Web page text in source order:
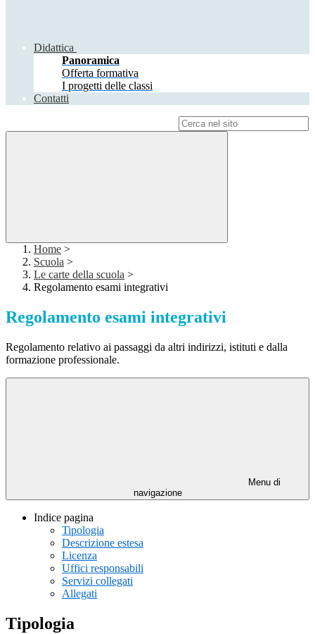
Didattica
Panoramica
Offerta formativa
I progetti delle classi
Contatti
Home >
Scuola >
Le carte della scuola >
Regolamento esami integrativi
Regolamento esami integrativi
Regolamento relativo ai passaggi da altri indirizzi, istituti e dalla
formazione professionale.
Menu di
navigazione
Indice pagina
Tipologia
Descrizione estesa
Licenza
Uffici responsabili
Servizi collegati
Allegati
Tipologia